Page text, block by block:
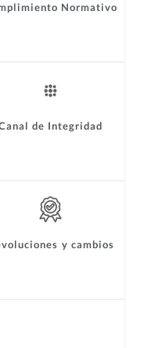
Normativo
de Integridad
y cambios